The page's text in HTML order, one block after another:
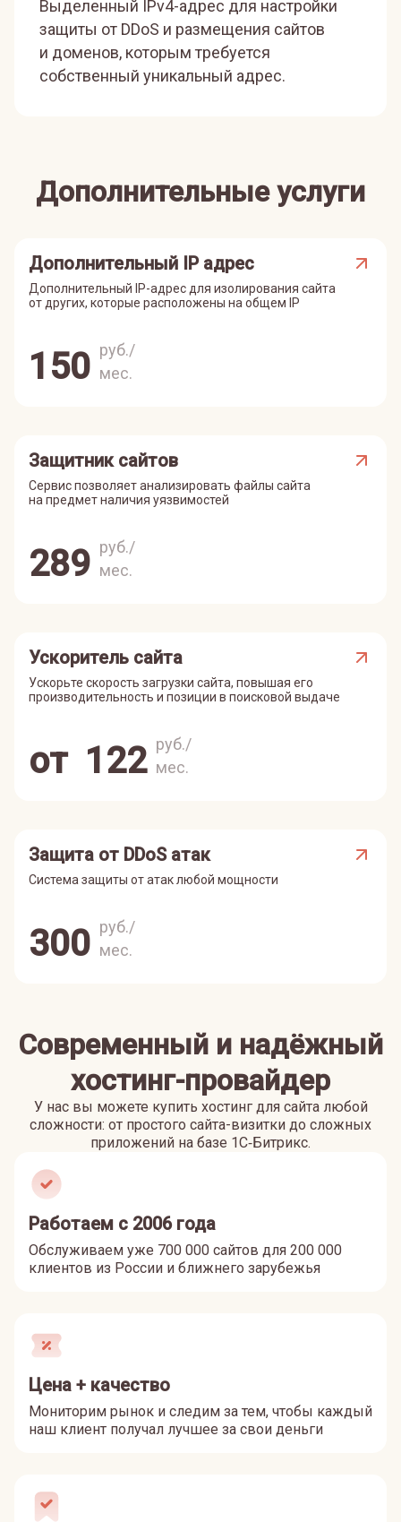
Выделенный IPv4-адрес для настройки
защиты от DDoS и размещения сайтов
и доменов, которым требуется
собственный уникальный адрес.
Дополнительные услуги
Дополнительный IP адрес
Дополнительный IP-адрес для изолирования сайта
от других, которые расположены на общем IP
150 руб./
мес.
Защитник сайтов
Сервис позволяет анализировать файлы сайта
на предмет наличия уязвимостей
289 руб./
мес.
Ускоритель сайта
Ускорьте скорость загрузки сайта, повышая его
производительность и позиции в поисковой выдаче
от 122 руб./
мес.
Защита от DDoS атак
Система защиты от атак любой мощности
300 руб./
мес.
Современный и надёжный
хостинг-провайдер
У нас вы можете купить хостинг для сайта любой
сложности: от простого сайта-визитки до сложных
приложений на базе 1С‑Битрикс.
Работаем с 2006 года
Обслуживаем уже 700 000 сайтов для 200 000
клиентов из России и ближнего зарубежья
Цена + качество
Мониторим рынок и следим за тем, чтобы каждый
наш клиент получал лучшее за свои деньги